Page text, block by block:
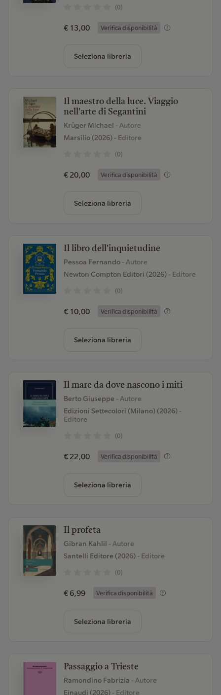
(0)
€ 13,00 Verifica disponibilità
Seleziona libreria
Il maestro della luce. Viaggio
nell'arte di Segantini
Krüger Michael - Autore
Marsilio (2026)- Editore
(0)
€ 20,00 Verifica disponibilità
Seleziona libreria
Il libro dell'inquietudine
Pessoa Fernando - Autore
Newton Compton Editori (2026)- Editore
(0)
€ 10,00 Verifica disponibilità
Seleziona libreria
Il mare da dove nascono i miti
Berto Giuseppe - Autore
Edizioni Settecolori (Milano) (2026)-
Editore
(0)
€ 22,00 Verifica disponibilità
Seleziona libreria
Il profeta
Gibran Kahlil - Autore
Santelli Editore (2026)- Editore
(0)
€ 6,99 Verifica disponibilità
Seleziona libreria
Passaggio a Trieste
Ramondino Fabrizia - Autore
Einaudi (2026)- Editore